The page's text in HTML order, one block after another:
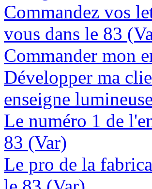
Commandez vos
vous dans le 83
Commander mon
Développer ma
enseigne
Le numéro 1 de
83 (Var)
Le pro de la